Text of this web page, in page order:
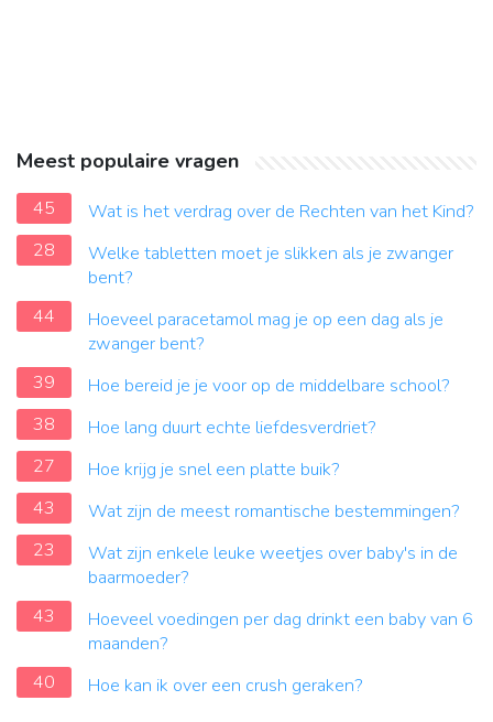
Meest populaire vragen
45
Wat is het verdrag over de Rechten van het Kind?
28
Welke tabletten moet je slikken als je zwanger
bent?
44
Hoeveel paracetamol mag je op een dag als je
zwanger bent?
39
Hoe bereid je je voor op de middelbare school?
38
Hoe lang duurt echte liefdesverdriet?
27
Hoe krijg je snel een platte buik?
43
Wat zijn de meest romantische bestemmingen?
23
Wat zijn enkele leuke weetjes over baby's in de
baarmoeder?
43
Hoeveel voedingen per dag drinkt een baby van 6
maanden?
40
Hoe kan ik over een crush geraken?